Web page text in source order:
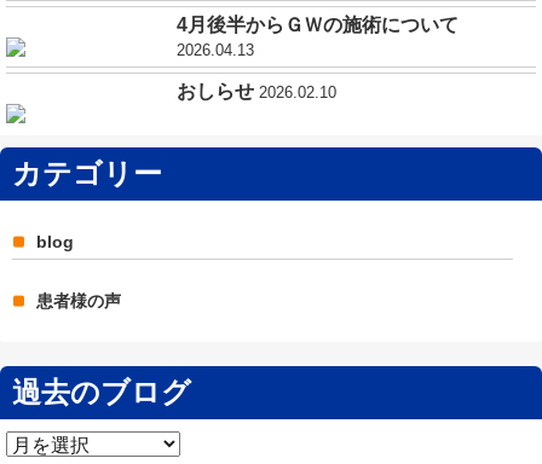
4月後半からＧＷの施術について
2026.04.13
おしらせ 2026.02.10
カテゴリー
blog
患者様の声
過去のブログ
過